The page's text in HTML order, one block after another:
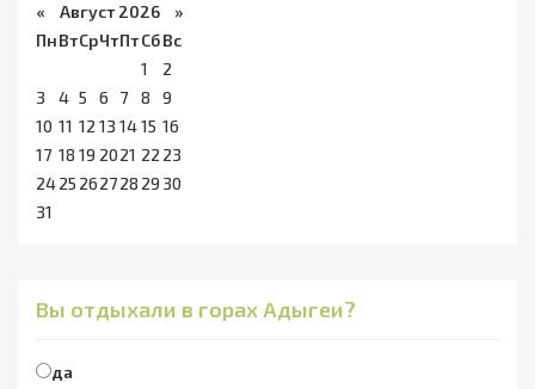
« Август 2026 »
ПнВтСрЧтПтСбВс
1
2
3
4 5 6 7 8
9
10 11 12 13 1415 16
17 18 19 2021 22 23
2425 262728 29 30
31
Вы отдыхали в горах Адыгеи?
да